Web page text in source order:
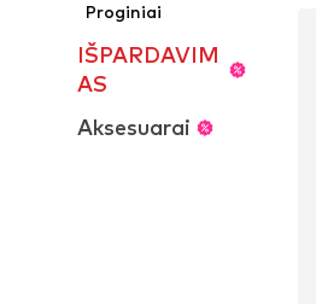
Proginiai
IŠPARDAVIM
AS
Aksesuarai